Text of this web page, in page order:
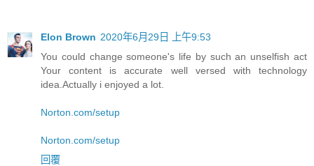
Elon Brown 2020年6月29日 上午9:53
You could change someone's life by such an unselfish act
Your content is accurate well versed with technology
idea.Actually i enjoyed a lot.
Norton.com/setup
Norton.com/setup
回覆